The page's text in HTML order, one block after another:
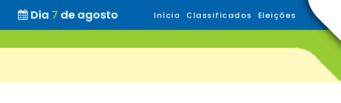
Dia 7 de agosto Início Classificados Eleições